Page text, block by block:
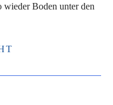
wieder Boden unter den